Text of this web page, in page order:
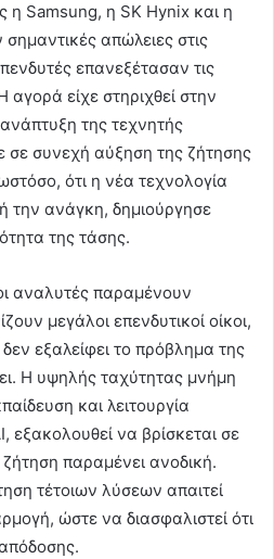
Samsung, η SK Hynix και η
απώλειες στις
επανεξέτασαν τις
είχε στηριχθεί στην
της τεχνητής
συνεχή αύξηση της ζήτησης
ότι η νέα τεχνολογία
την ανάγκη, δημιούργησε
της τάσης.
αναλυτές παραμένουν
μεγάλοι επενδυτικοί οίκοι,
εξαλείφει το πρόβλημα της
Η υψηλής ταχύτητας μνήμη
και λειτουργία
να βρίσκεται σε
παραμένει ανοδική.
τέτοιων λύσεων απαιτεί
ώστε να διασφαλιστεί ότι